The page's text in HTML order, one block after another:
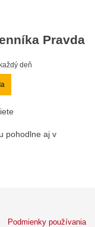
Pravda
deň
pohodlne aj v
Podmienky používania